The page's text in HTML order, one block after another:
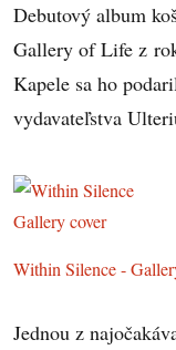
Debutový album
Gallery of Life z
Kapele sa ho
vydavateľstva
Within Silence -
Jednou z